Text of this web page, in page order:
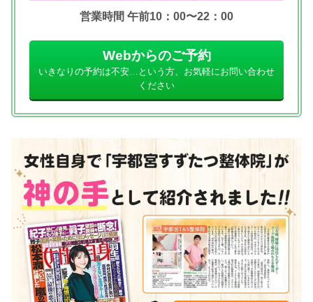
営業時間 午前10：00〜22：00
Webからのご予約
いきなりの予約は不安…という方、お気軽にお問い合わせ
ください